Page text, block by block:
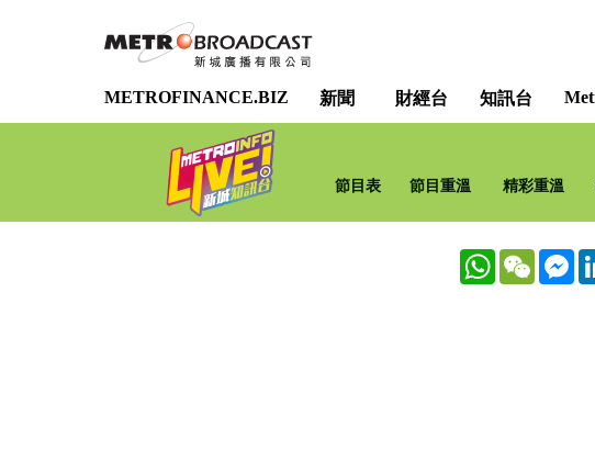
METROFINANCE.BIZ 新聞 財經台 知訊台
節目表 節目重溫 精彩重溫
WhatsApp
WeChat